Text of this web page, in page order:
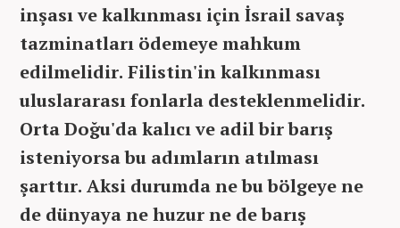
inşası ve kalkınması için İsrail savaş
tazminatları ödemeye mahkum
edilmelidir. Filistin'in kalkınması
uluslararası fonlarla desteklenmelidir.
Orta Doğu'da kalıcı ve adil bir barış
isteniyorsa bu adımların atılması
şarttır. Aksi durumda ne bu bölgeye ne
de dünyaya ne huzur ne de barış